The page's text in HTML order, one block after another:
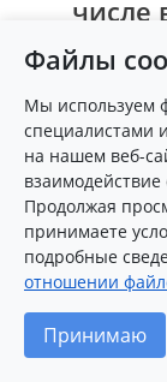
числе
№
Файлы
Мы используем
специалистами
на нашем веб-
Продолжая
принимаете
подробные
отношении
Принимаю